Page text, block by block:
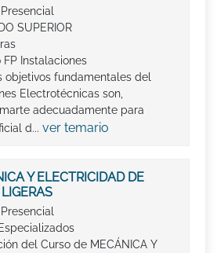
SUPERIOR
Instalaciones
objetivos fundamentales del
Electrotécnicas son,
adecuadamente para
d... ver temario
Y ELECTRICIDAD DE
del Curso de MECÁNICA Y